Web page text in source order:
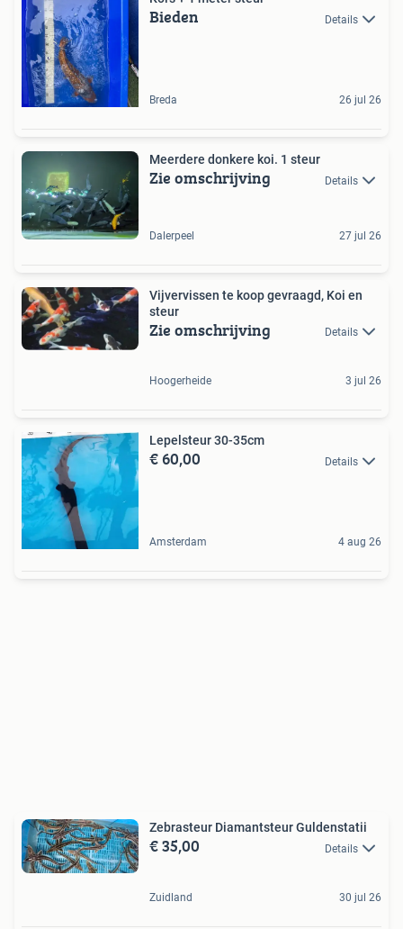
Bieden Details
Breda 26 jul 26
Meerdere donkere koi. 1 steur
Zie omschrijving Details
Dalerpeel 27 jul 26
Vijvervissen te koop gevraagd, Koi en
steur
Zie omschrijving Details
Hoogerheide 3 jul 26
Lepelsteur 30-35cm
€ 60,00 Details
Amsterdam 4 aug 26
Zebrasteur Diamantsteur Guldenstatii
€ 35,00 Details
Zuidland 30 jul 26